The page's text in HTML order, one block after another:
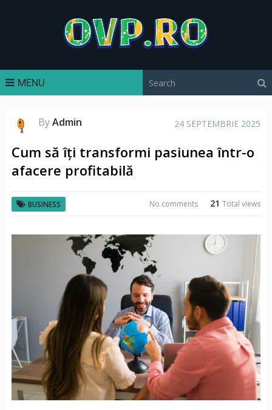
MENU
ByAdmin 24 SEPTEMBRIE 2025
Cum să îți transformi pasiunea într-o
afacere profitabilă
BUSINESS 21Total views
No comments